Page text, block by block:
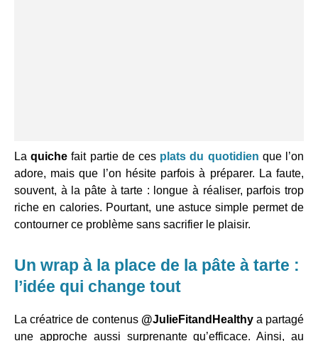
Laquiche fait partie de ces plats du quotidien que l’on
adore, mais que l’on hésite parfois à préparer. La faute,
souvent, à la pâte à tarte : longue à réaliser, parfois trop
riche en calories. Pourtant, une astuce simple permet de
contourner ce problème sans sacrifier le plaisir.
Un wrap à la place de la pâte à tarte :
l’idée qui change tout
La créatrice de contenus @JulieFitandHealthya partagé
une approche aussi surprenante qu’efficace. Ainsi, au